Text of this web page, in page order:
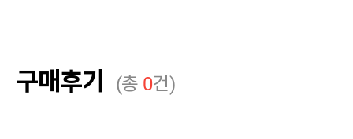
구매후기 (총 0건)